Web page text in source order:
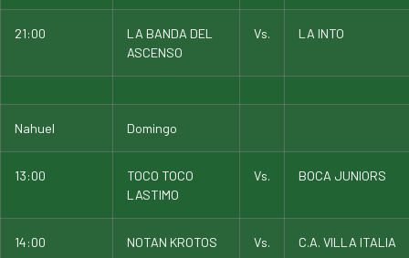
21:00
LA BANDA DEL
ASCENSO
Vs. LA INTO
Nahuel Domingo
13:00
TOCO TOCO
LASTIMO
Vs. BOCA JUNIORS
14:00 NOTAN KROTOS Vs. C.A. VILLA ITALIA